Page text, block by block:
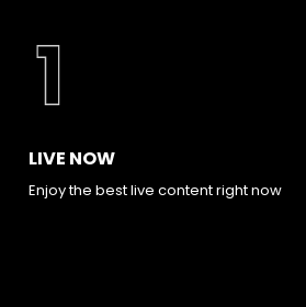
LIVE NOW
Enjoy the best live content right now